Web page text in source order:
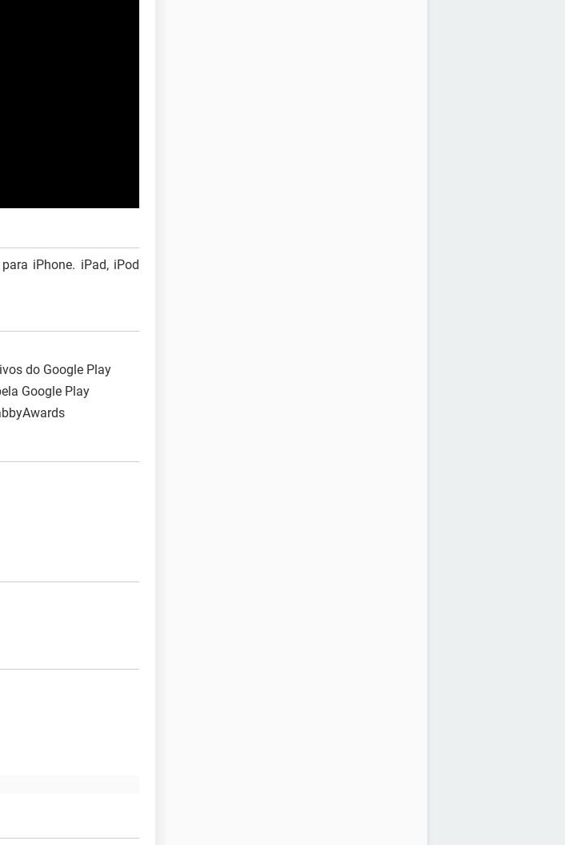
iPhone. iPad, iPod
do Google Play
Google Play